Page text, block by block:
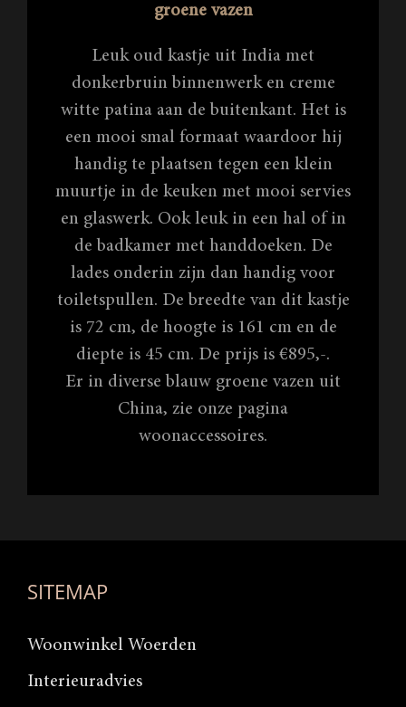
groene vazen
Leuk oud kastje uit India met
donkerbruin binnenwerk en creme
witte patina aan de buitenkant. Het is
een mooi smal formaat waardoor hij
handig te plaatsen tegen een klein
muurtje in de keuken met mooi servies
en glaswerk. Ook leuk in een hal of in
de badkamer met handdoeken. De
lades onderin zijn dan handig voor
toiletspullen. De breedte van dit kastje
is 72 cm, de hoogte is 161 cm en de
diepte is 45 cm. De prijs is €895,-.
Er in diverse blauw groene vazen uit
China, zie onze pagina
woonaccessoires.
SITEMAP
Woonwinkel Woerden
Interieuradvies